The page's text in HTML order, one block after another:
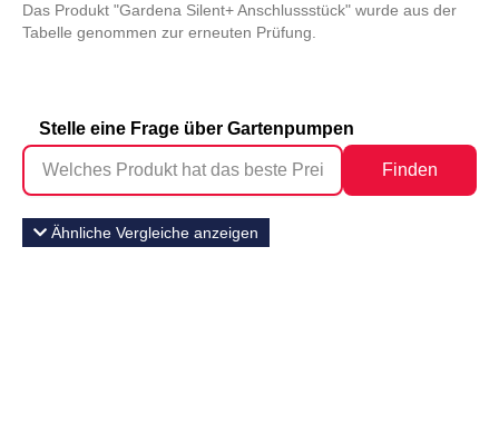
Das Produkt "Gardena Silent+ Anschlussstück" wurde aus der
Tabelle genommen zur erneuten Prüfung.
Stelle eine Frage über Gartenpumpen
Finden
Ähnliche Vergleiche anzeigen